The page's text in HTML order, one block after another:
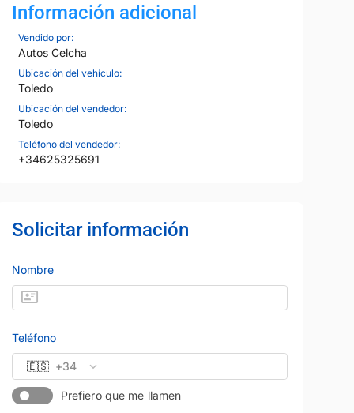
Información adicional
Vendido por:
Autos Celcha
Ubicación del vehículo:
Toledo
Ubicación del vendedor:
Toledo
Teléfono del vendedor:
+34625325691
Solicitar información
Nombre
Teléfono
🇪🇸 +34
Prefiero que me llamen